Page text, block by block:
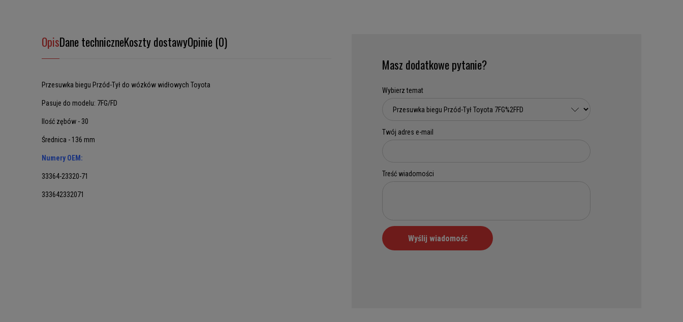
OpisDane techniczneKoszty dostawyOpinie (0)
Przesuwka biegu Przód-Tył do wózków widłowych Toyota
Pasuje do modelu: 7FG/FD
Ilość zębów - 30
Średnica - 136 mm
Numery OEM:
33364-23320-71
333642332071
Masz dodatkowe pytanie?